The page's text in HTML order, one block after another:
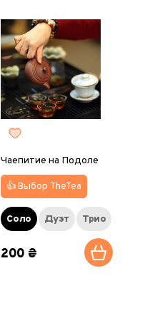
Чаепитие на Подоле
👍 Выбор TheTea
Соло Дуэт Трио
200 ₴